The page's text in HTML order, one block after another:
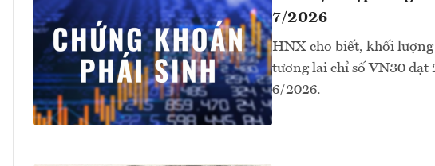
7/2026
HNX cho biết, khối lượng
tương lai chỉ số VN30 đạt
6/2026.